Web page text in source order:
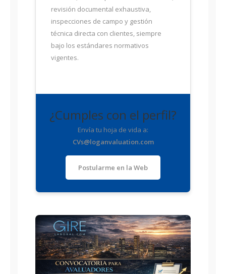
revisión documental exhaustiva,
inspecciones de campo y gestión
técnica directa con clientes, siempre
bajo los estándares normativos
vigentes.
¿Cumples con el perfil?
Envía tu hoja de vida a:
CVs@loganvaluation.com
Postularme en la Web